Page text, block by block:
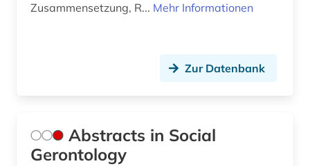
bibliothek (1)
bibliothekskatalog plus (1)
bibliothekswesen (1)
Zusammensetzung, R... Mehr Informationen
Zur Datenbank
Abstracts in Social
Gerontology